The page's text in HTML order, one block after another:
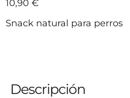
10,90 €
Snack natural para perros
Descripción